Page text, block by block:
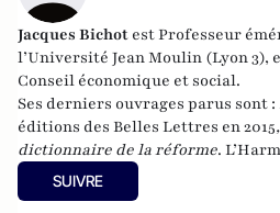
Jacques Bichot estProfesseur
l’Université Jean Moulin (Lyon 3),
Conseil économique et social.
Ses derniers ouvrages parus sont :
éditions des Belles Lettres en 2015
dictionnaire de la réforme.
2012 de A à Z
. L’Harmattan, 2012, et
Cherche-midi, en janvier 2017.
SUIVRE